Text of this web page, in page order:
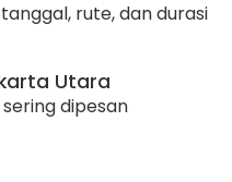
rute, dan durasi
Utara
dipesan